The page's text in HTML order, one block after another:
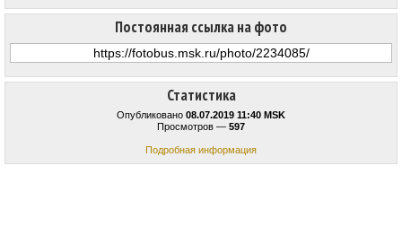
Статистика
Опубликовано 08.07.2019 11:40 MSK
Просмотров — 597
Подробная информация
Постоянная ссылка на фото